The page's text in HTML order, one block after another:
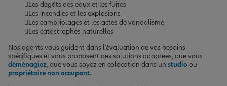
Les dégâts des eaux et les fuites
Les incendies et les explosions
Les cambriolages et les actes de vandalisme
Les catastrophes naturelles
Nos agents vous guident dans l'évaluation de vos besoins
spécifiques et vous proposent des solutions adaptées, que vous
déménagiez, que vous soyez en colocation dans un studioou
propriétaire non occupant.